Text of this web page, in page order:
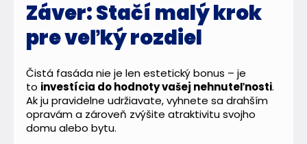
Záver: Stačí malý krok
pre veľký rozdiel
Čistá fasáda nie je len estetický bonus – je
to investícia do hodnoty vašej nehnuteľnosti.
Ak ju pravidelne udržiavate, vyhnete sa drahším
opravám a zároveň zvýšite atraktivitu svojho
domu alebo bytu.